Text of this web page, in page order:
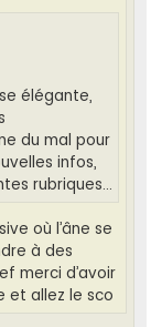
élégante,
du mal pour
infos,
rubriques...
où l’âne se
à des
merci d’avoir
et allez le sco